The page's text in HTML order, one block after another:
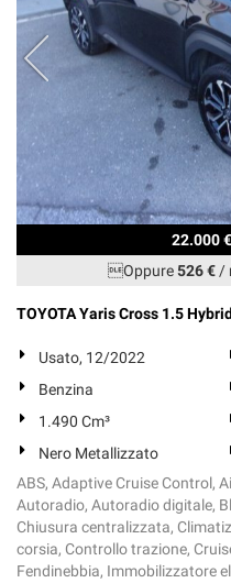
22.000 €
Oppure526 €/
TOYOTA Yaris Cross 1.5
Usato, 12/2022
Benzina
1.490 Cm³
Nero Metallizzato
ABS, Adaptive Cruise Control,
Autoradio, Autoradio digitale,
Chiusura centralizzata,
corsia, Controllo trazione,
Fendinebbia, Immobilizzatore